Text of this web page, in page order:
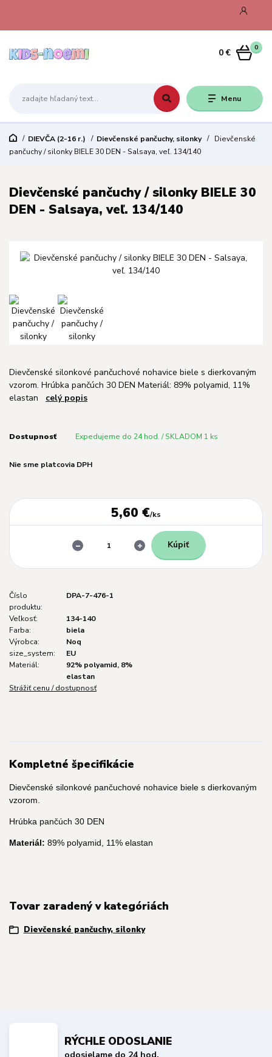
Menu
0
0 €
DIEVČA (2-16 r.) Dievčenské pančuchy, silonky
Dievčenské
pančuchy / silonky BIELE 30 DEN - Salsaya, veľ. 134/140
Dievčenské pančuchy / silonky BIELE 30
DEN - Salsaya, veľ. 134/140
Dievčenské silonkové pančuchové nohavice biele s dierkovaným
vzorom. Hrúbka pančúch 30 DEN Materiál: 89% polyamid, 11%
elastan celý popis
Dostupnosť Expedujeme do 24 hod. / SKLADOM 1 ks
Nie sme platcovia DPH
5,60 €/ks
Kúpiť
Číslo
produktu:
DPA-7-476-1
Veľkosť:
134-140
Farba:
biela
Výrobca:
Noq
size_system:
EU
Materiál:
92% polyamid, 8%
elastan
Strážiť cenu / dostupnosť
Kompletné špecifikácie
Dievčenské silonkové pančuchové nohavice biele s dierkovaným
vzorom.
Hrúbka pančúch 30 DEN
Materiál: 89% polyamid, 11% elastan
Tovar zaradený v kategóriách
Dievčenské pančuchy, silonky
RÝCHLE ODOSLANIE
odosielame do 24 hod.